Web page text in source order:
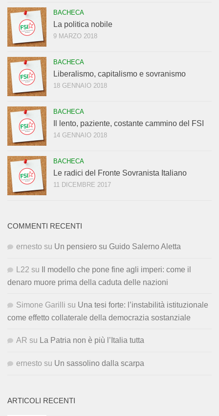
BACHECA
La politica nobile
9 MARZO 2018
BACHECA
Liberalismo, capitalismo e sovranismo
18 GENNAIO 2018
BACHECA
Il lento, paziente, costante cammino del FSI
14 GENNAIO 2018
BACHECA
Le radici del Fronte Sovranista Italiano
11 DICEMBRE 2017
COMMENTI RECENTI
ernesto su Un pensiero su Guido Salerno Aletta
L22 su
Il modello che pone fine agli imperi: come il
denaro muore prima della caduta delle nazioni
Simone Garilli su Una tesi forte: l’instabilità istituzionale
come effetto collaterale della democrazia sostanziale
AR su La Patria non è più l’Italia tutta
ernesto su Un sassolino dalla scarpa
ARTICOLI RECENTI